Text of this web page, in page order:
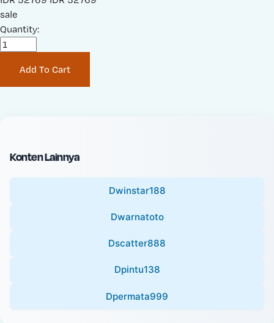
a
l
e
i
n
a
c
e
sale
Quantity:
Add To Cart
Konten Lainnya
Dwinstar188
Dwarnatoto
Dscatter888
Dpintu138
Dpermata999